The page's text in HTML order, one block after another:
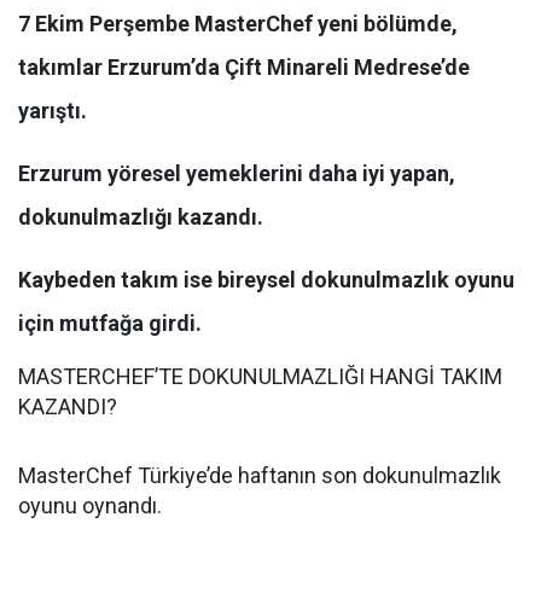
7 Ekim Perşembe MasterChef yeni bölümde,
takımlar Erzurum’da Çift Minareli Medrese’de
yarıştı.
Erzurum yöresel yemeklerini daha iyi yapan,
dokunulmazlığı kazandı.
Kaybeden takım ise bireysel dokunulmazlık oyunu
için mutfağa girdi.
MASTERCHEF’TE DOKUNULMAZLIĞI HANGİ TAKIM
KAZANDI?
MasterChef Türkiye’de haftanın son dokunulmazlık
oyunu oynandı.